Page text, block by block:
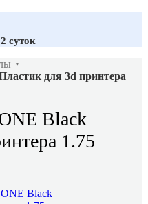
суток
▼
—
для 3d принтера
Black
1.75